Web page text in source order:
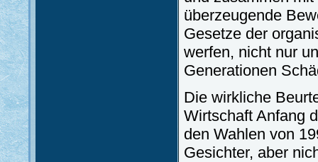
überzeugende
Gesetze der
werfen, nicht nur
Generationen
Die wirkliche
Wirtschaft Anfang
den Wahlen von
Gesichter, aber